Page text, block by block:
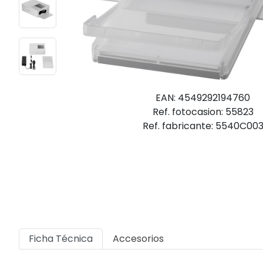
EAN: 4549292194760
Ref. fotocasion: 55823
Ref. fabricante: 5540C003
Ficha Técnica Accesorios